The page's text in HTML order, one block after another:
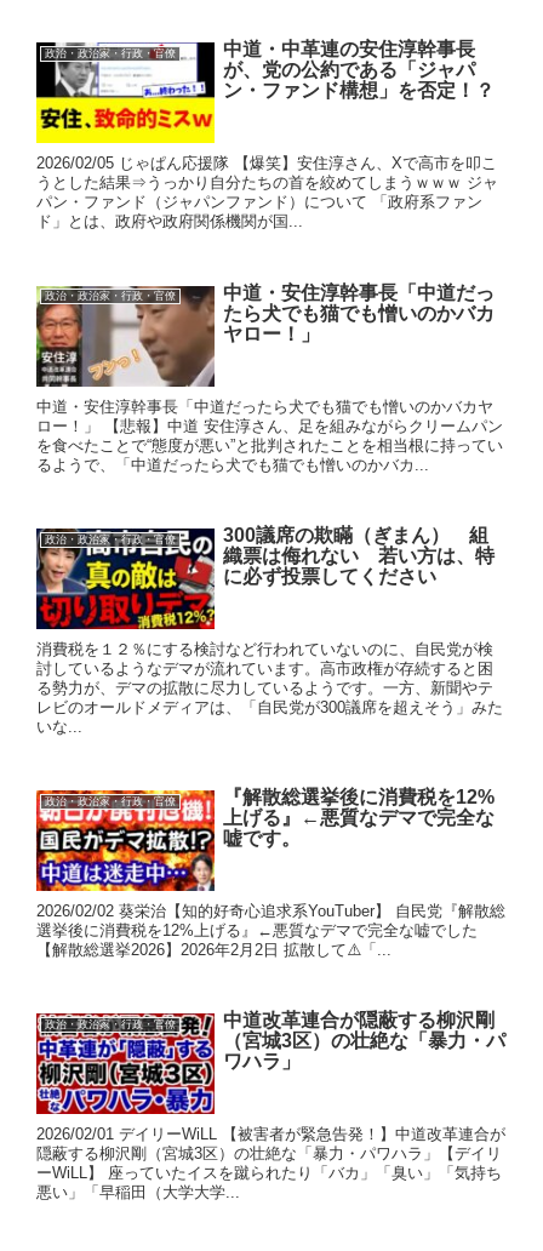
政治・政治家・行政・官僚
中道・中革連の安住淳幹事長
が、党の公約である「ジャパ
ン・ファンド構想」を否定！？
2026/02/05 じゃぱん応援隊 【爆笑】安住淳さん、Xで高市を叩こ
うとした結果⇒うっかり自分たちの首を絞めてしまうｗｗｗ ジャ
パン・ファンド（ジャパンファンド）について 「政府系ファン
ド」とは、政府や政府関係機関が国...
政治・政治家・行政・官僚
中道・安住淳幹事長「中道だっ
たら犬でも猫でも憎いのかバカ
ヤロー！」
中道・安住淳幹事長「中道だったら犬でも猫でも憎いのかバカヤ
ロー！」 【悲報】中道 安住淳さん、足を組みながらクリームパン
を食べたことで“態度が悪い”と批判されたことを相当根に持ってい
るようで、「中道だったら犬でも猫でも憎いのかバカ...
政治・政治家・行政・官僚
300議席の欺瞞（ぎまん） 組
織票は侮れない 若い方は、特
に必ず投票してください
消費税を１２％にする検討など行われていないのに、自民党が検
討しているようなデマが流れています。高市政権が存続すると困
る勢力が、デマの拡散に尽力しているようです。一方、新聞やテ
レビのオールドメディアは、「自民党が300議席を超えそう」みた
いな...
政治・政治家・行政・官僚
『解散総選挙後に消費税を12%
上げる』←悪質なデマで完全な
嘘です。
2026/02/02 葵栄治【知的好奇心追求系YouTuber】 自民党『解散総
選挙後に消費税を12%上げる』←悪質なデマで完全な嘘でした
【解散総選挙2026】2026年2月2日 拡散して⚠️「...
政治・政治家・行政・官僚
中道改革連合が隠蔽する柳沢剛
（宮城3区）の壮絶な「暴力・パ
ワハラ」
2026/02/01 デイリーWiLL 【被害者が緊急告発！】中道改革連合が
隠蔽する柳沢剛（宮城3区）の壮絶な「暴力・パワハラ」【デイリ
ーWiLL】 座っていたイスを蹴られたり「バカ」「臭い」「気持ち
悪い」「早稲田（大学大学...